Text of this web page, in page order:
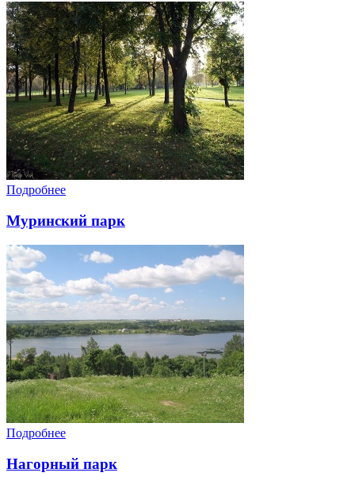
Подробнее
Муринский парк
Подробнее
Нагорный парк